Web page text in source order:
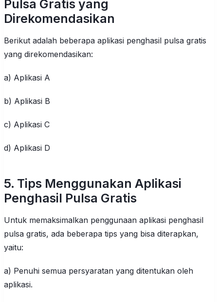
Pulsa Gratis yang
Direkomendasikan
Berikut adalah beberapa aplikasi penghasil pulsa gratis
yang direkomendasikan:
a) Aplikasi A
b) Aplikasi B
c) Aplikasi C
d) Aplikasi D
5. Tips Menggunakan Aplikasi
Penghasil Pulsa Gratis
Untuk memaksimalkan penggunaan aplikasi penghasil
pulsa gratis, ada beberapa tips yang bisa diterapkan,
yaitu:
a) Penuhi semua persyaratan yang ditentukan oleh
aplikasi.